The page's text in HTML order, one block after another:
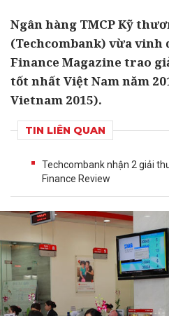
Ngân hàng TMCP Kỹ
(Techcombank) vừa vinh
Finance Magazine trao
tốt nhất Việt Nam năm
Vietnam 2015).
TIN LIÊN QUAN
Techcombank nhận 2 giải
Finance Review